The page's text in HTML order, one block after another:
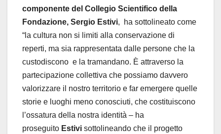
componente del Collegio Scientifico della
Fondazione, Sergio Estivi, ha sottolineato come
“la cultura non si limiti alla conservazione di
reperti, ma sia rappresentata dalle persone che la
custodiscono e la tramandano. È attraverso la
partecipazione collettiva che possiamo davvero
valorizzare il nostro territorio e far emergere quelle
storie e luoghi meno conosciuti, che costituiscono
l’ossatura della nostra identità – ha
proseguito Estivi sottolineando che il progetto